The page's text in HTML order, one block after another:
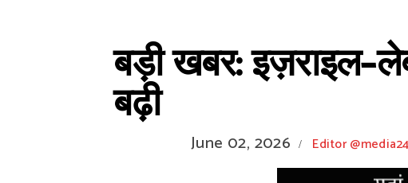
बड़ी खबर:
बढ़ी
June 02, 2026 / Editor